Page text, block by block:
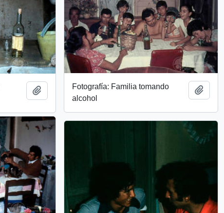
Add to clipboardFotografía: Familia tomando
alcohol
Add